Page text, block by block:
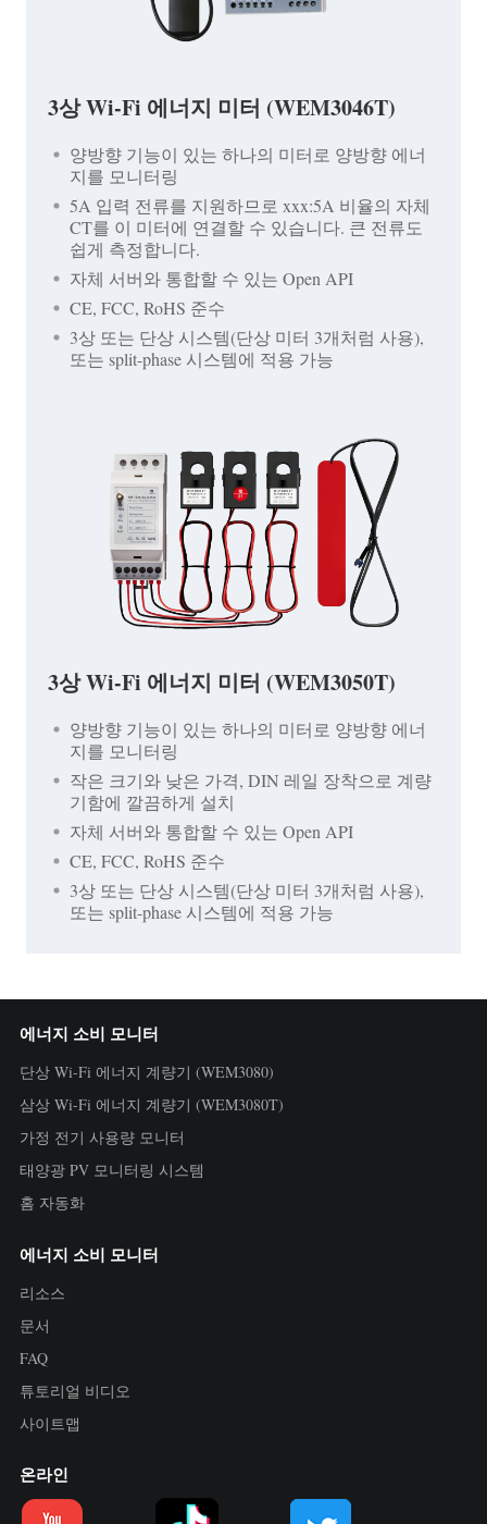
3상 Wi-Fi 에너지 미터 (WEM3046T)
양방향 기능이 있는 하나의 미터로 양방향 에너
지를 모니터링
5A 입력 전류를 지원하므로 xxx:5A 비율의 자체
CT를 이 미터에 연결할 수 있습니다. 큰 전류도
쉽게 측정합니다.
자체 서버와 통합할 수 있는 Open API
CE, FCC, RoHS 준수
3상 또는 단상 시스템(단상 미터 3개처럼 사용),
또는 split-phase 시스템에 적용 가능
3상 Wi-Fi 에너지 미터 (WEM3050T)
양방향 기능이 있는 하나의 미터로 양방향 에너
지를 모니터링
작은 크기와 낮은 가격, DIN 레일 장착으로 계량
기함에 깔끔하게 설치
자체 서버와 통합할 수 있는 Open API
CE, FCC, RoHS 준수
3상 또는 단상 시스템(단상 미터 3개처럼 사용),
또는 split-phase 시스템에 적용 가능
에너지 소비 모니터
단상 Wi-Fi 에너지 계량기 (WEM3080)
삼상 Wi-Fi 에너지 계량기 (WEM3080T)
가정 전기 사용량 모니터
태양광 PV 모니터링 시스템
홈 자동화
에너지 소비 모니터
리소스
문서
FAQ
튜토리얼 비디오
사이트맵
온라인